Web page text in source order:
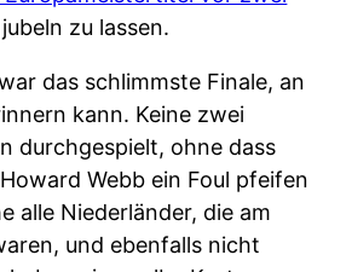
zu lassen.
das schlimmste Finale, an
kann. Keine zwei
durchgespielt, ohne dass
Webb ein Foul pfeifen
alle Niederländer, die am
und ebenfalls nicht